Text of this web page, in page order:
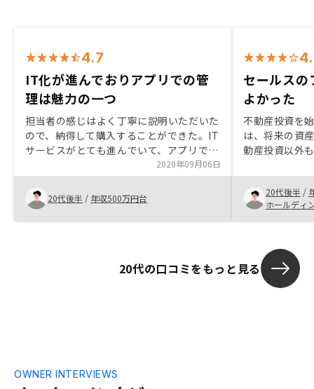
4.7
IT化が進んでおりアプリでの管
理は魅力の一つ
担当者の感じはよく丁寧に説明いただいた
ので、納得して購入することができた。IT
サービスがとても進んでいて、アプリで管
理できるというのは魅力の一つ。関係法令
や、用語を調べられるようなサイトに飛べ
るといい。
2020年09月06日
20代後半 / 年収500万円台
セールスの
よかった
不動産投資を
は、将来の資
動産投資以外
産形成のイメ
ると判断した
した。
20代後半 /
ホールディ
20代の口コミをもっと見る
OWNER INTERVIEWS